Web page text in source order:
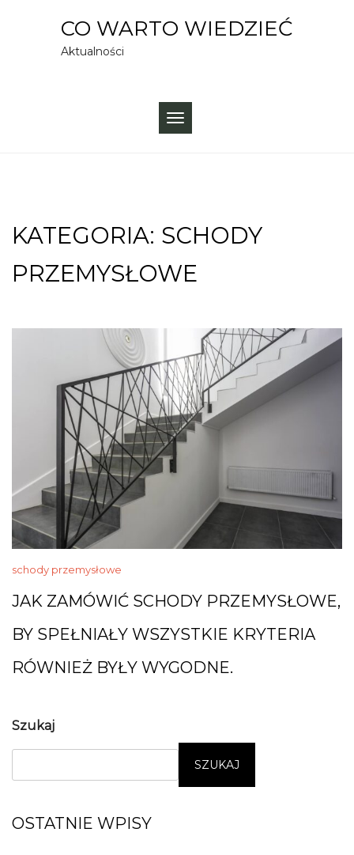
CO WARTO WIEDZIEĆ
Aktualności
TOGGLE
KATEGORIA: SCHODY
PRZEMYSŁOWE
schody przemysłowe
JAK ZAMÓWIĆ SCHODY PRZEMYSŁOWE,
BY SPEŁNIAŁY WSZYSTKIE KRYTERIA
RÓWNIEŻ BYŁY WYGODNE.
Szukaj
SZUKAJ
OSTATNIE WPISY